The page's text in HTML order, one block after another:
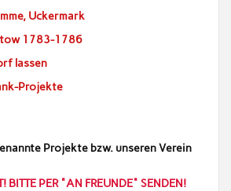
Uckermark
1783-1786
lassen
Projekte
Projekte bzw. unseren Verein
BITTE PER "AN FREUNDE" SENDEN!